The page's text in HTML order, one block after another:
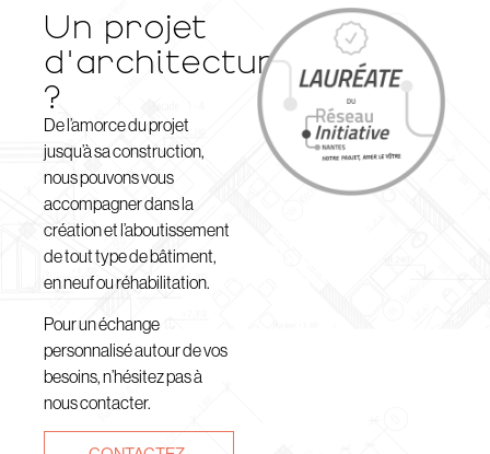
Un projet
d'architecture
?
De l’amorce du projet
jusqu’à sa construction,
nous pouvons vous
accompagner dans la
création et l’aboutissement
de tout type de bâtiment,
en neuf ou réhabilitation.
Pour un échange
personnalisé autour de vos
besoins, n’hésitez pas à
nous contacter.